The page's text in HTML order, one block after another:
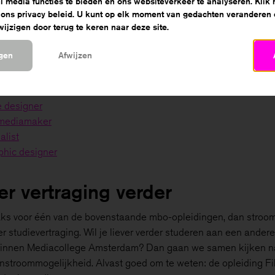
kun je kiezen om je studie voort te zetten bij een
opleidingen:
designer
designer
designer
vertraging verder
voor één van de bovenstaande mbo-opleidingen, dan
studievertraging. Wil je liever verder studeren aan een
Mediacollege Amsterdam? Dan gaan we samen kijken
Alvast goed om te weten: de opleiding
privacy beleid. U kunt op elk moment van gedachten veranderen
door terug te keren naar deze site.
Afwijzen